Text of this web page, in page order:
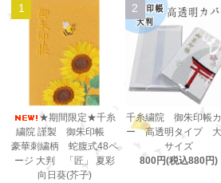
1
★期間限定★千糸
繍院 謹製 御朱印帳
豪華刺繍柄 蛇腹式48ペ
ージ 大判 「匠」 夏彩
向日葵(芥子)
2
千糸繍院 御朱印帳
ー 高透明タイプ
サイズ
800円(税込880円)